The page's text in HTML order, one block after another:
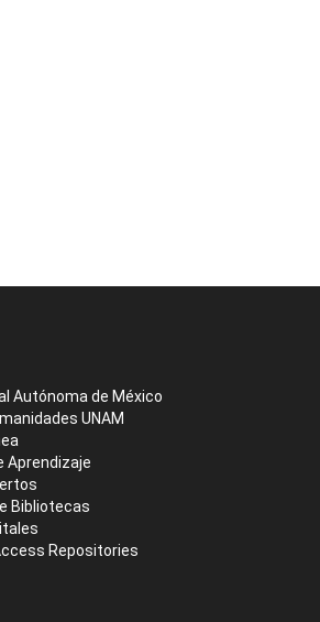
Autónoma de México
UNAM
Aprendizaje
Bibliotecas
Repositories